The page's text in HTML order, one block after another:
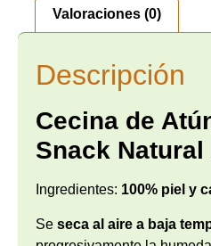
Valoraciones (0)
Descripción
Cecina de
Snack Natural
Ingredientes: 100% piel y
Se seca al aire a baja